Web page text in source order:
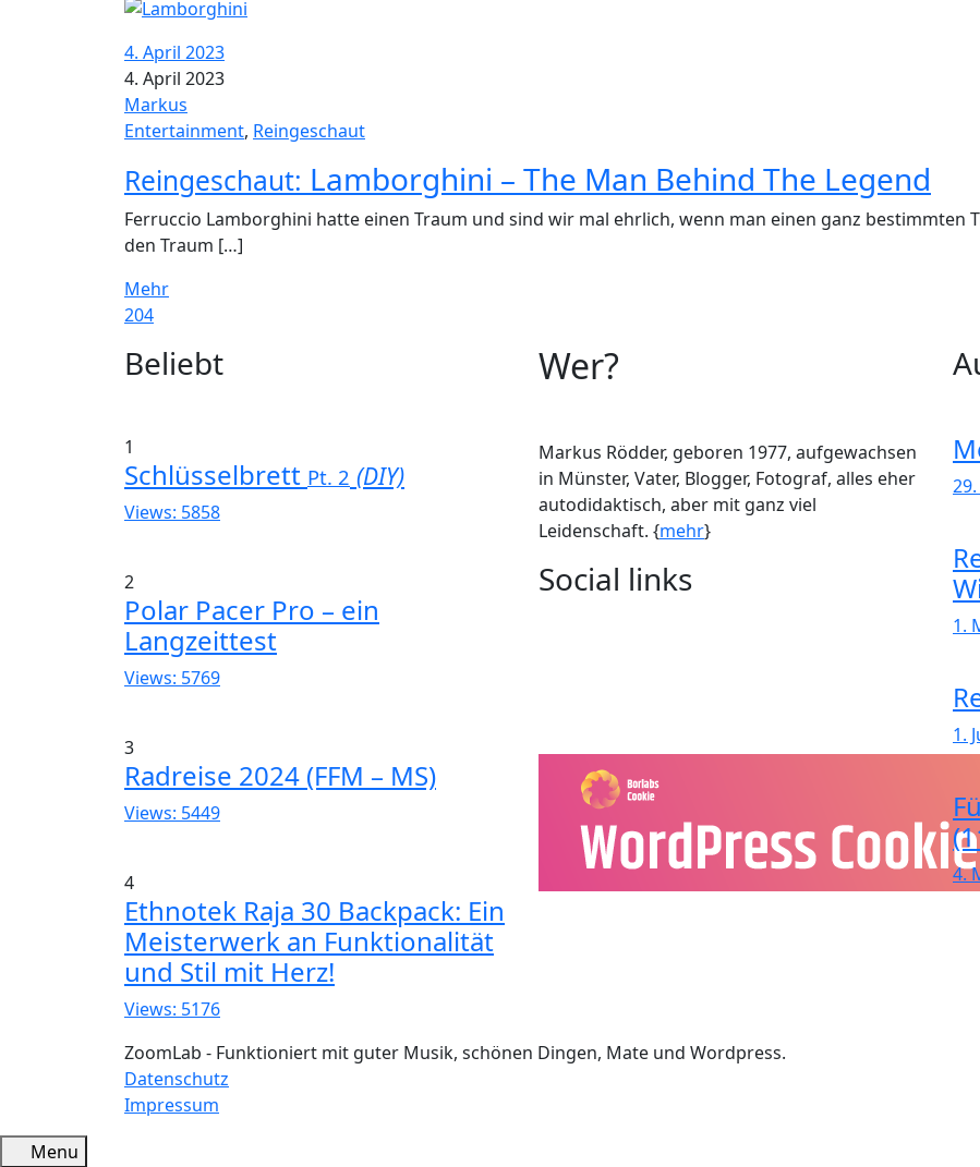
4. April 2023
4. April 2023
Markus
Entertainment, Reingeschaut
Reingeschaut: Lamborghini – The Man Behind The Legend
Ferruccio Lamborghini hatte einen Traum und sind wir mal ehrlich, wenn man einen ganz bestimmten
den Traum […]
Mehr
204
WidgetsBeliebt
1
Schlüsselbrett Pt. 2 (DIY)
Views: 5858
2
Polar Pacer Pro – ein
Langzeittest
Views: 5769
3
Radreise 2024 (FFM – MS)
Views: 5449
4
Ethnotek Raja 30 Backpack: Ein
Meisterwerk an Funktionalität
und Stil mit Herz!
Views: 5176
Wer?
Markus Rödder, geboren 1977, aufgewachsen
in Münster, Vater, Blogger, Fotograf, alles eher
autodidaktisch, aber mit ganz viel
Leidenschaft. {mehr}
Social links
1.
1.
4.
ZoomLab - Funktioniert mit guter Musik, schönen Dingen, Mate und Wordpress.
Datenschutz
Impressum
Menu